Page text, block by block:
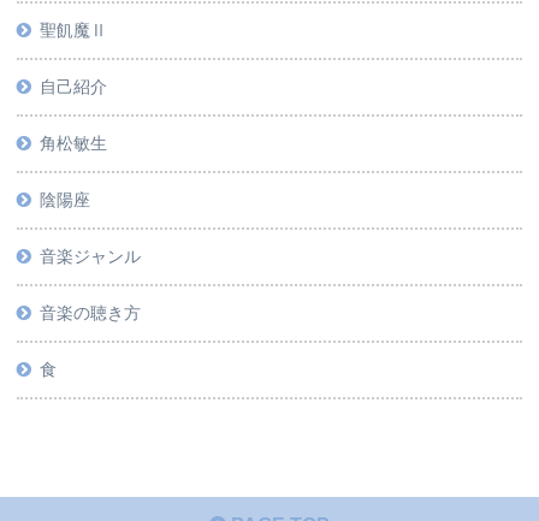
聖飢魔Ⅱ
自己紹介
角松敏生
陰陽座
音楽ジャンル
音楽の聴き方
食